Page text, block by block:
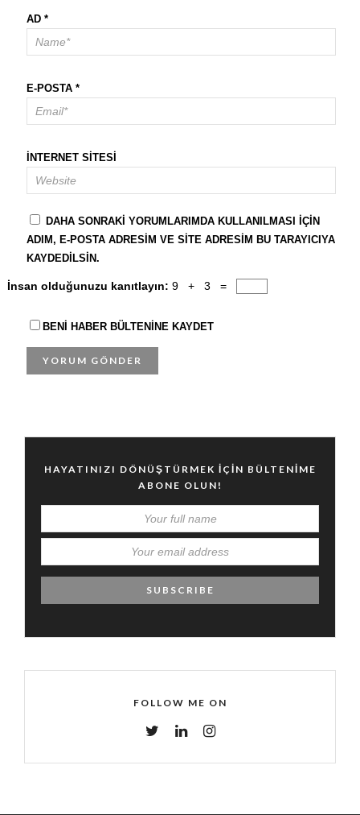
AD *
E-POSTA *
İNTERNET SITESI
DAHA SONRAKI YORUMLARIMDA KULLANILMASI IÇIN
ADIM, E-POSTA ADRESIM VE SITE ADRESIM BU TARAYICIYA
KAYDEDILSIN.
İnsan olduğunuzu kanıtlayın: 9 + 3 =
BENI HABER BÜLTENINE KAYDET
HAYATINIZI DÖNÜŞTÜRMEK IÇIN BÜLTENIME
ABONE OLUN!
FOLLOW ME ON